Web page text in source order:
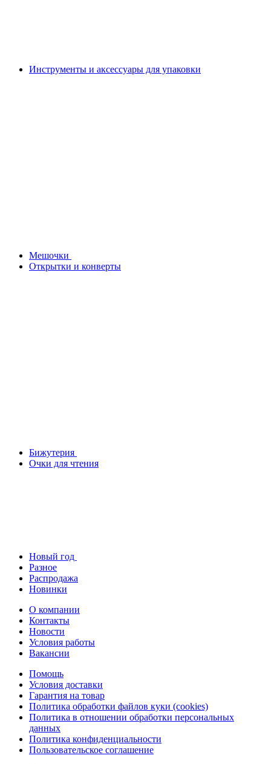
Инструменты и аксессуары для упаковки
Мешочки
Открытки и конверты
Бижутерия
Очки для чтения
Новый год
Разное
Распродажа
Новинки
О компании
Контакты
Новости
Условия работы
Вакансии
Помощь
Условия доставки
Гарантия на товар
Политика обработки файлов куки (cookies)
Политика в отношении обработки персональных
данных
Политика конфиденциальности
Пользовательское соглашение